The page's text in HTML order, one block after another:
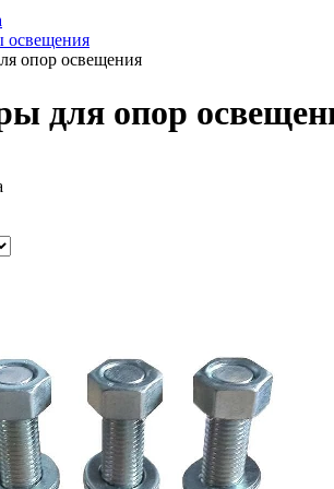
освещения
опор освещения
для опор